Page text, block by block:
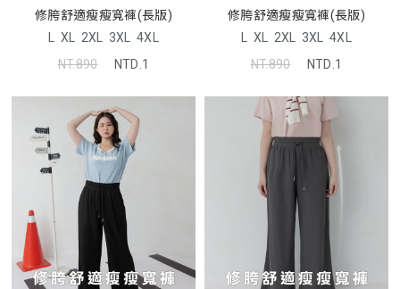
修胯舒適瘦瘦寬褲(長版)
L XL 2XL 3XL 4XL
NT.890
NTD.1
修胯舒適瘦瘦寬褲(長版)
L XL 2XL 3XL 4XL
NT.890
NTD.1